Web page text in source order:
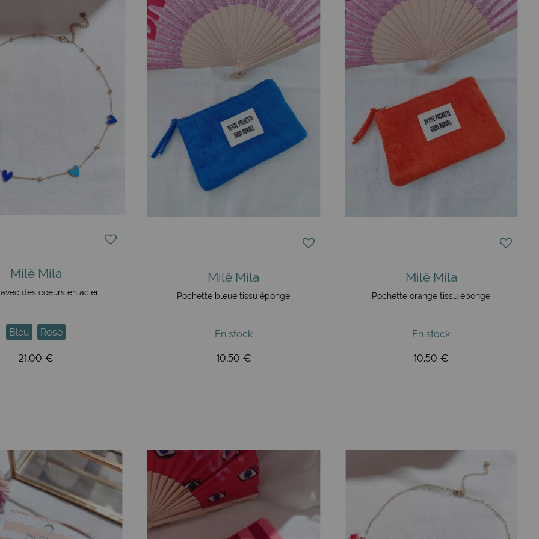
Milë Mila
des coeurs en acier
Bleu Rose
21,00 €
Milë Mila
Pochette bleue tissu éponge
En stock
10,50 €
Milë Mila
Pochette orange tissu éponge
En stock
10,50 €